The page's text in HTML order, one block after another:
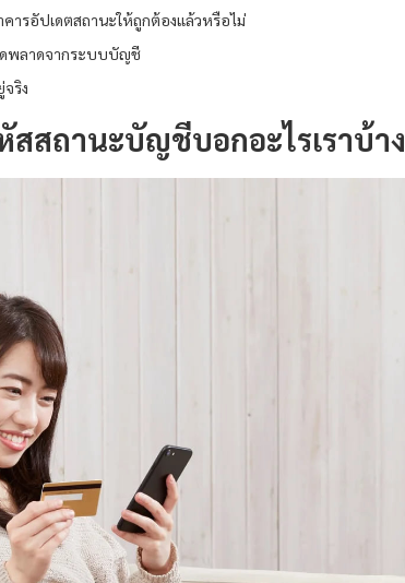
ารอัปเดตสถานะให้ถูกต้องแล้วหรือไม่
พลาดจากระบบบัญชี
ริง
สสถานะบัญชีบอกอะไรเราบ้าง